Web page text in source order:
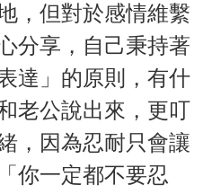
，但對於感情維繫
分享，自己秉持著
達」的原則，有什
老公說出來，更叮
，因為忍耐只會讓
你一定都不要忍